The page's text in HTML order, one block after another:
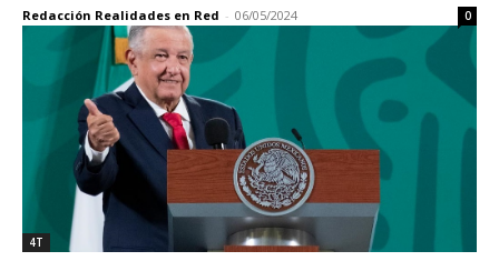
Redacción Realidades en Red - 06/05/2024 0
4T